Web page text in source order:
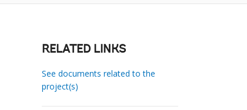
RELATED LINKS
See documents related to the
project(s)